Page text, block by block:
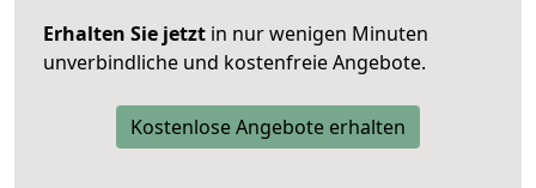
Erhalten Sie jetzt in nur wenigen Minuten
unverbindliche und kostenfreie Angebote.
Kostenlose Angebote erhalten